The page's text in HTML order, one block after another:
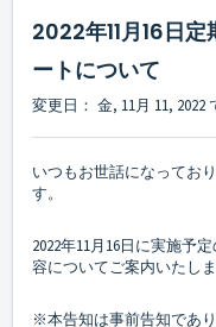
2022年11月16日
ートについて
変更日： 金, 11月 11, 2022
いつもお世話になってお
す。
2022年11月16日に実施予
容についてご案内いたしま
※本告知は事前告知であ